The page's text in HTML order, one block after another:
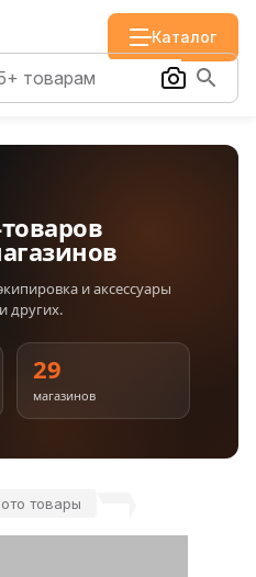
Каталог
и аксессуары
других.
29
магазинов
товары